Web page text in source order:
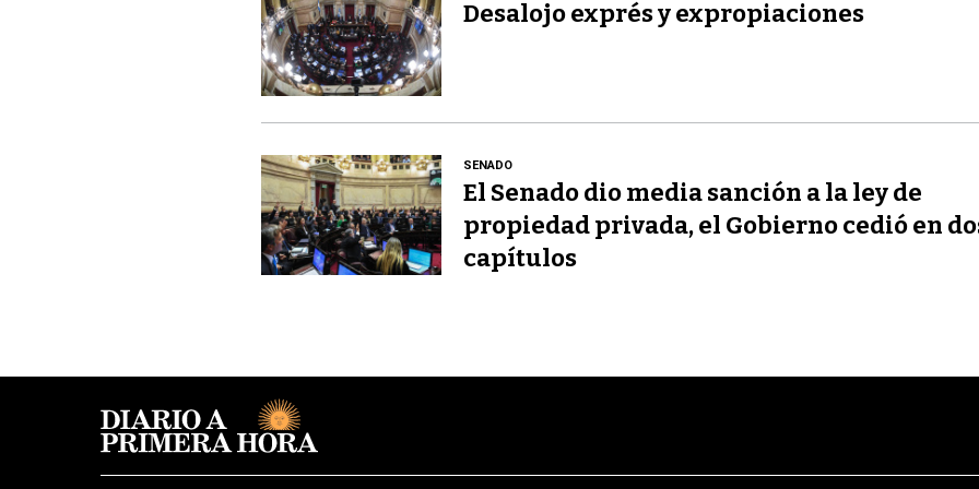
Desalojo exprés y expropiaciones
SENADO
El Senado dio media sanción a la ley de
propiedad privada, el Gobierno cedió en
capítulos